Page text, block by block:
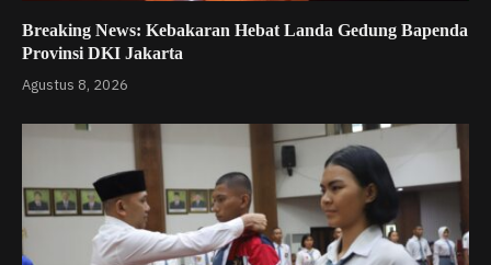
Breaking News: Kebakaran Hebat Landa Gedung Bapenda
Provinsi DKI Jakarta
Agustus 8, 2026